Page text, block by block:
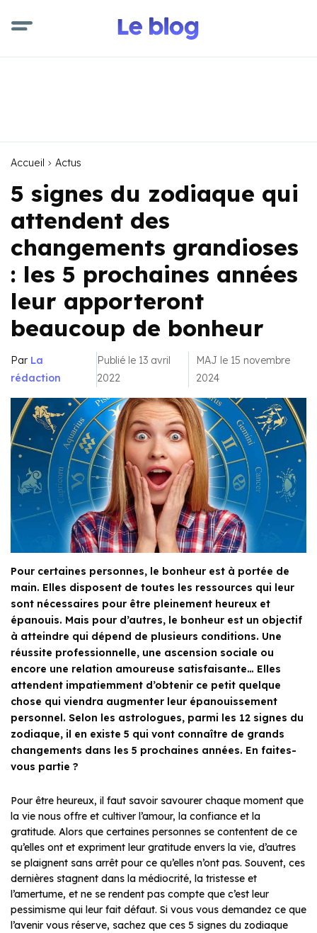
Accueil Actus
5 signes du zodiaque qui
attendent des
changements grandioses
: les 5 prochaines années
leur apporteront
beaucoup de bonheur
Par La
rédaction
Publié le 13 avril
2022
MAJ le 15 novembre
2024
Pour certaines personnes, le bonheur est à portée de
main. Elles disposent de toutes les ressources qui leur
sont nécessaires pour être pleinement heureux et
épanouis. Mais pour d’autres, le bonheur est un objectif
à atteindre qui dépend de plusieurs conditions. Une
réussite professionnelle, une ascension sociale ou
encore une relation amoureuse satisfaisante… Elles
attendent impatiemment d’obtenir ce petit quelque
chose qui viendra augmenter leur épanouissement
personnel. Selon les astrologues, parmi les 12 signes du
zodiaque, il en existe 5 qui vont connaître de grands
changements dans les 5 prochaines années. En faites-
vous partie ?
Pour être heureux, il faut savoir savourer chaque moment que
la vie nous offre et cultiver l’amour, la confiance et la
gratitude. Alors que certaines personnes se contentent de ce
qu’elles ont et expriment leur gratitude envers la vie, d’autres
se plaignent sans arrêt pour ce qu’elles n’ont pas. Souvent, ces
dernières stagnent dans la médiocrité, la tristesse et
l’amertume, et ne se rendent pas compte que c’est leur
pessimisme qui leur fait défaut. Si vous vous demandez ce que
l’avenir vous réserve, sachez que ces 5 signes du zodiaque